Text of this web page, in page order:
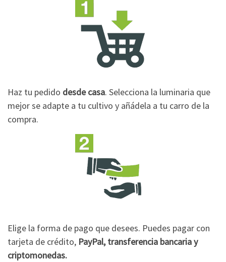
Haz tu pedido desde casa. Selecciona la luminaria que
mejor se adapte a tu cultivo y añádela a tu carro de la
compra.
Elige la forma de pago que desees. Puedes pagar con
tarjeta de crédito, PayPal, transferencia bancaria y
criptomonedas.